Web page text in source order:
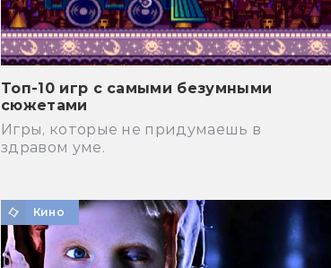
Топ-10 игр с самыми безумными
сюжетами
Игры, которые не придумаешь в
здравом уме.
Кино